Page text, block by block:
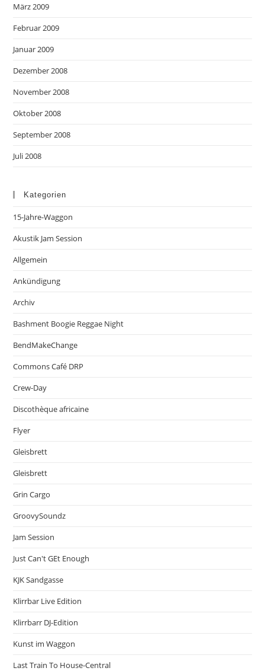
März 2009
Februar 2009
Januar 2009
Dezember 2008
November 2008
Oktober 2008
September 2008
Juli 2008
Kategorien
15-Jahre-Waggon
Akustik Jam Session
Allgemein
Ankündigung
Archiv
Bashment Boogie Reggae Night
BendMakeChange
Commons Café DRP
Crew-Day
Discothèque africaine
Flyer
Gleisbrett
Gleisbrett
Grin Cargo
GroovySoundz
Jam Session
Just Can't GEt Enough
KJK Sandgasse
Klirrbar Live Edition
Klirrbarr DJ-Edition
Kunst im Waggon
Last Train To House-Central